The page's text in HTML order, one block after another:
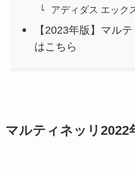
アディダス エック
【2023年版】マル
はこちら
マルティネッリ2022